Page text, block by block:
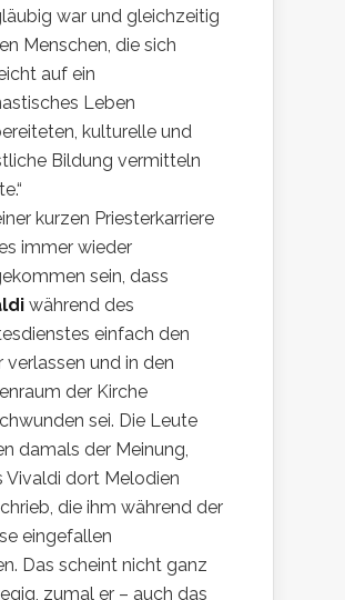
war und gleichzeitig
Menschen, die sich
auf ein
Leben
kulturelle und
Bildung vermitteln
kurzen Priesterkarriere
immer wieder
sein, dass
während des
einfach den
verlassen und in den
der Kirche
sei. Die Leute
damals der Meinung,
Vivaldi dort Melodien
die ihm während der
eingefallen
Das scheint nicht ganz
zumal er – auch das